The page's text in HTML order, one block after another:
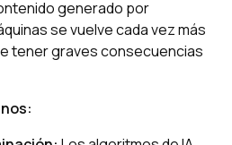
generado por
se vuelve cada vez más
tener graves consecuencias